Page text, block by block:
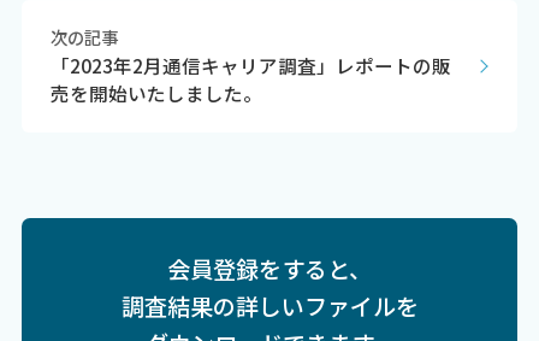
次の記事
「2023年2月通信キャリア調査」レポートの販
売を開始いたしました。
会員登録をすると、
調査結果の詳しいファイルを